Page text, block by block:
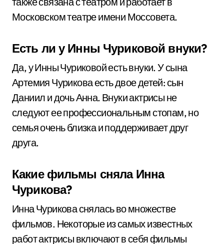
Московском театре имени Моссовета.
Есть ли у Инны Чуриковой внуки?
Да, у Инны Чуриковой есть внуки. У сына
Артемия Чурикова есть двое детей: сын
Даниил и дочь Анна. Внуки актрисы не
следуют ее профессиональным стопам, но
семья очень близка и поддерживает друг
друга.
Какие фильмы сняла Инна
Чурикова?
Инна Чурикова снялась во множестве
фильмов. Некоторые из самых известных
работ актрисы включают в себя фильмы